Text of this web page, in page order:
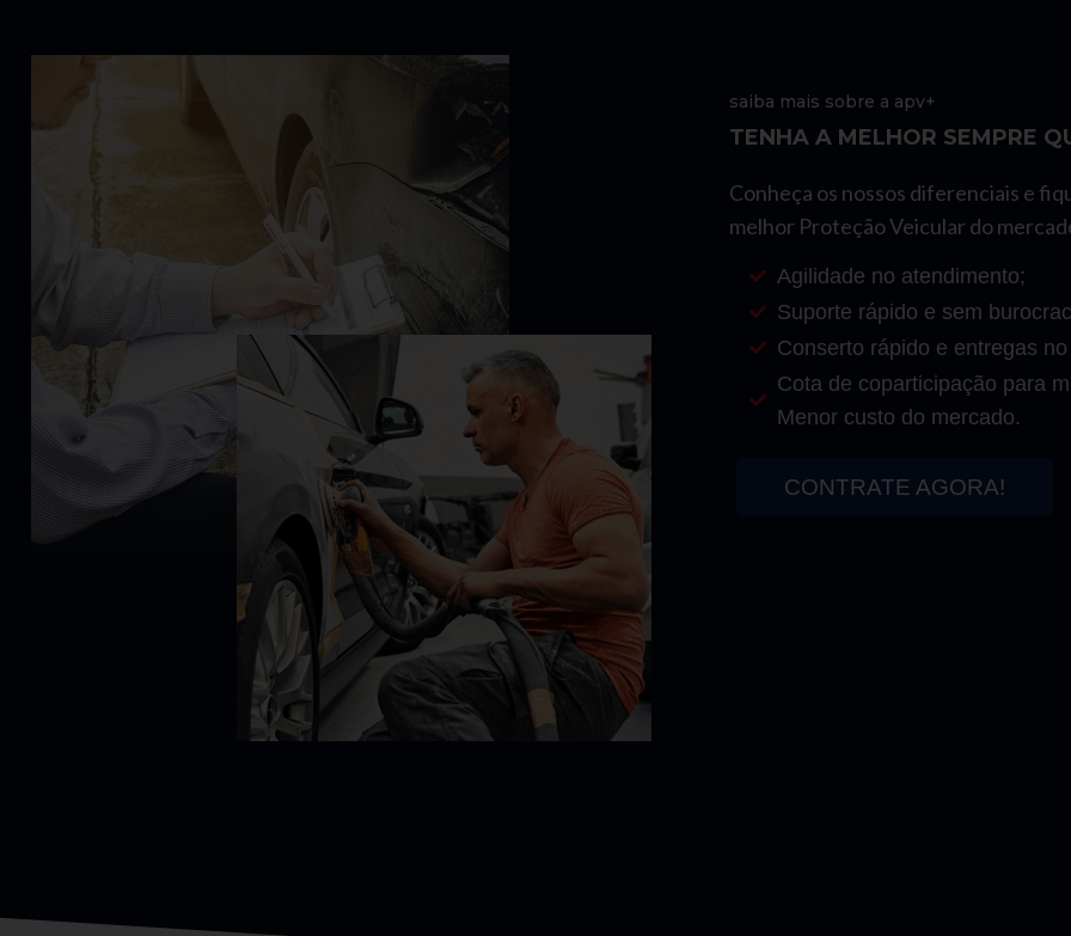
saiba mais sobre a apv+
TENHA A MELHOR SEMPRE
Conheça os nossos diferenciais e
melhor Proteção Veicular do
Agilidade no atendimento;
Suporte rápido e sem
Conserto rápido e entregas no
Cota de coparticipação para
Menor custo do mercado.
CONTRATE AGORA!